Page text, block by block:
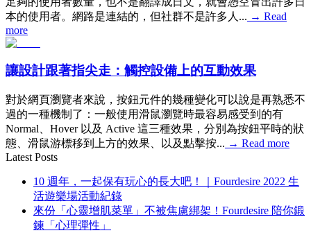
本的使用者。網路是連結的，但社群不是許多人... → Read
more
讓設計跟著指尖走：觸控設備上的互動效果
對於網頁瀏覽者來說，按鈕元件的幾種變化可以說是再熟悉不
過的一種機制了：一般使用滑鼠瀏覽時最容易感受到的有
Normal、Hover 以及 Active 這三種效果，分別為按鈕平時的狀
態、滑鼠游標移到上方的效果、以及點擊按... → Read more
Latest Posts
10 週年，一起保有玩心的長大吧！｜Fourdesire 2022 生
活遊樂場活動紀錄
來份「心靈增肌菜單」不被焦慮綁架！Fourdesire 陪你鍛
鍊「心理彈性」